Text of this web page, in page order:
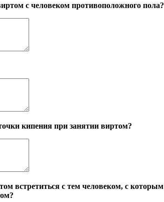
с человеком противоположного пола?
кипения при занятии виртом?
встретиться с тем человеком, с которым